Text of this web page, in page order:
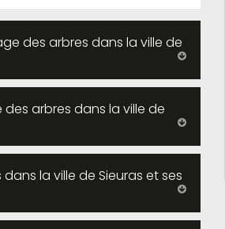
des arbres dans la ville de
arbres dans la ville de
la ville de Sieuras et ses